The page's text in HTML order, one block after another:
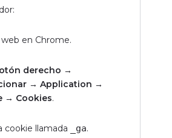
en Chrome.
derecho →
→ Application →
→ Cookies.
cookie llamada _ga.